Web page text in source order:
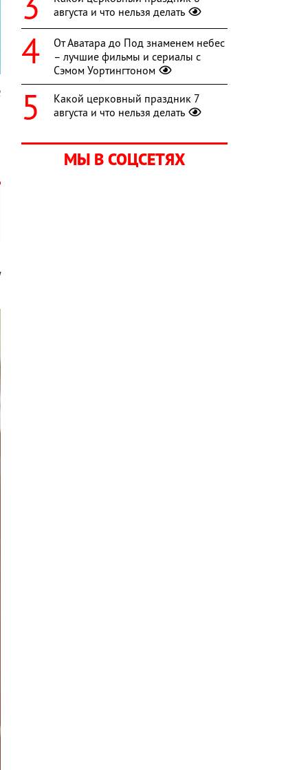
августа и что нельзя делать
От Аватара до Под знаменем небес
– лучшие фильмы и сериалы с
Сэмом Уортингтоном
Какой церковный праздник 7
августа и что нельзя делать
МЫ В СОЦСЕТЯХ